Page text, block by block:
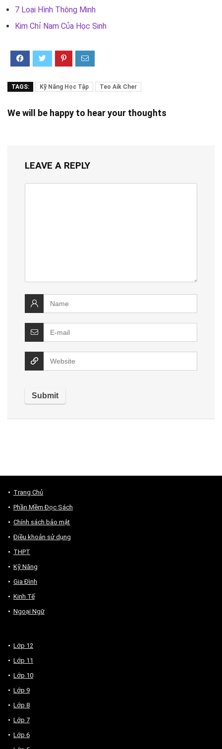
7 Loại Hình Thông Minh
Kim Chỉ Nam Của Học Sinh
TAGS: Kỹ Năng Học Tập Teo Aik Cher
We will be happy to hear your thoughts
LEAVE A REPLY
Trang Chủ
Phần Mềm Đọc Sách
Chính sách bảo mật
Điều khoản sử dụng
THPT
Kỹ Năng
Gia Đình
Kinh Tế
Ngoại Ngữ
Lớp 12
Lớp 11
Lớp 10
Lớp 9
Lớp 8
Lớp 7
Lớp 6